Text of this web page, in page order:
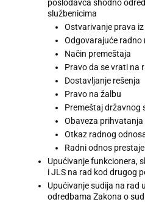
poslodavca shodno
službenicima
Ostvarivanje prava
Odgovarajuće radno
Način premeštaja
Pravo da se vrati na
Dostavljanje rešenja
Pravo na žalbu
Premeštaj državnog
Obaveza
Otkaz radnog
Radni odnos
Upućivanje funkcionera,
i JLS na rad kod drugog
Upućivanje sudija na rad
odredbama Zakona o